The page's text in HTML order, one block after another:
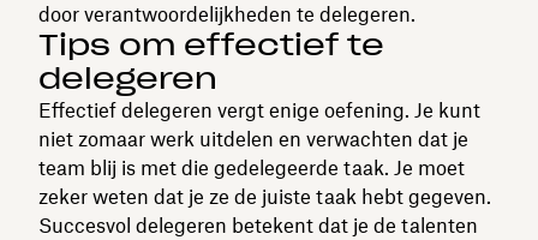
door verantwoordelijkheden te delegeren.
Tips om effectief te
delegeren
Effectief delegeren vergt enige oefening. Je kunt
niet zomaar werk uitdelen en verwachten dat je
team blij is met die gedelegeerde taak. Je moet
zeker weten dat je ze de juiste taak hebt gegeven.
Succesvol delegeren betekent dat je de talenten